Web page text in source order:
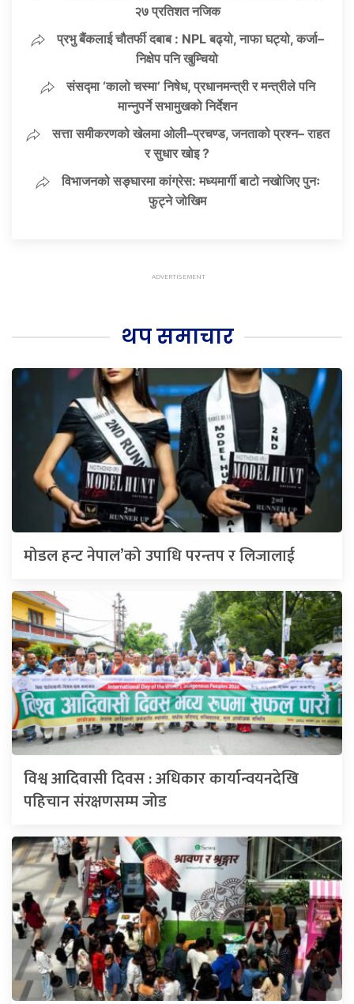
२७ प्रतिशत नजिक
प्रभु बैंकलाई चौतर्फी दबाब : NPL बढ्यो, नाफा घट्यो, कर्जा–
निक्षेप पनि खुम्चियो
संसद्मा ‘कालो चस्मा’ निषेध, प्रधानमन्त्री र मन्त्रीले पनि
मान्नुपर्ने सभामुखको निर्देशन
सत्ता समीकरणको खेलमा ओली–प्रचण्ड, जनताको प्रश्न– राहत
र सुधार खोइ ?
विभाजनको सङ्घारमा कांग्रेस: मध्यमार्गी बाटो नखोजिए पुनः
फुट्ने जोखिम
थप समाचार
मोडल हन्ट नेपाल’को उपाधि परन्तप र लिजालाई
विश्व आदिवासी दिवस : अधिकार कार्यान्वयनदेखि
पहिचान संरक्षणसम्म जोड